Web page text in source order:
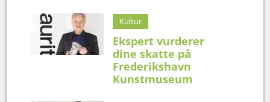
Kultur
Ekspert vurderer
dine skatte på
Frederikshavn
Kunstmuseum